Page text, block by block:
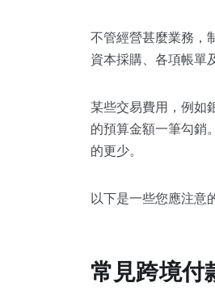
不管經營甚麼業務，
資本採購、各項帳單
某些交易費用，例如
的預算金額一筆勾銷
的更少。
以下是一些您應注意
常見跨境付